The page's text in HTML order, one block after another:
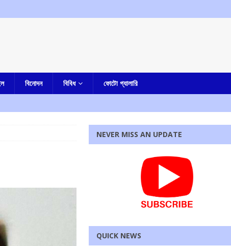
বিনোদন বিবিধ ফোটো গ্যালারি
এক নজরে
এলাকায়..
NEVER MISS AN UPDATE
QUICK NEWS